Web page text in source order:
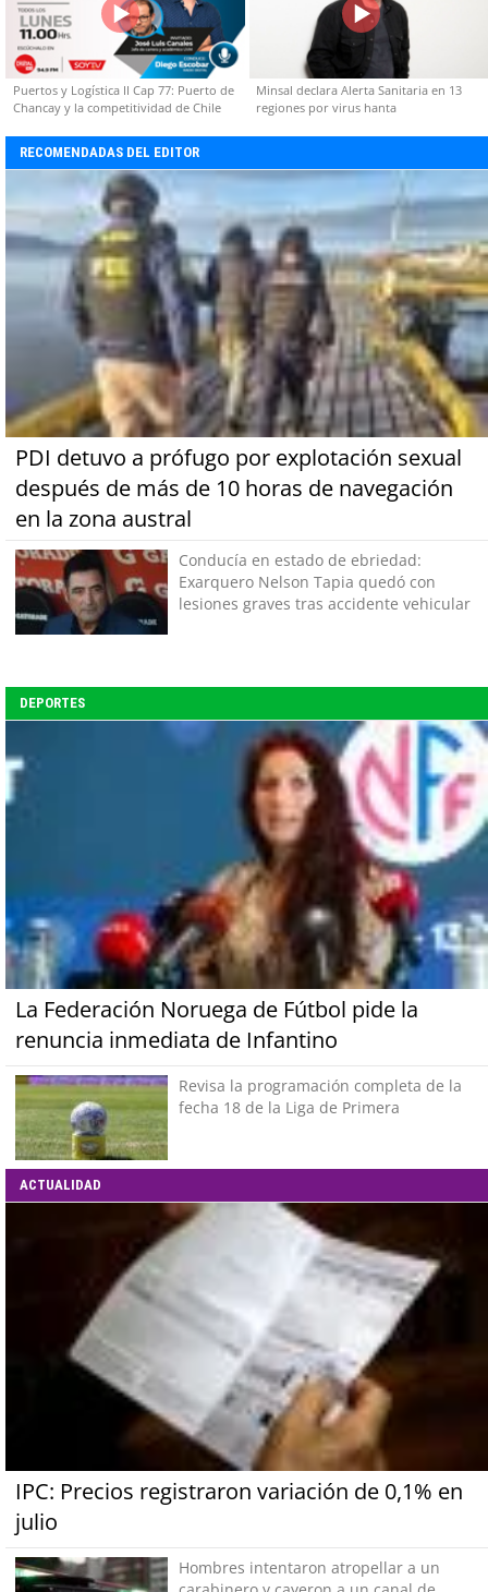
Puertos y Logística II Cap 77: Puerto de
Chancay y la competitividad de Chile
Minsal declara Alerta Sanitaria en 13
regiones por virus hanta
RECOMENDADAS DEL EDITOR
PDI detuvo a prófugo por explotación sexual
después de más de 10 horas de navegación
en la zona austral
Conducía en estado de ebriedad:
Exarquero Nelson Tapia quedó con
lesiones graves tras accidente vehicular
DEPORTES
La Federación Noruega de Fútbol pide la
renuncia inmediata de Infantino
Revisa la programación completa de la
fecha 18 de la Liga de Primera
ACTUALIDAD
IPC: Precios registraron variación de 0,1% en
julio
Hombres intentaron atropellar a un